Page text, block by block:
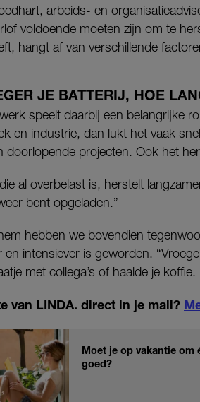
arbeids- en
voldoende moeten zijn om te
hangt af van verschillende
JE BATTERIJ, HOE
speelt daarbij een belangrijke
en industrie, dan lukt het vaak
doorlopende projecten. Ook het
al overbelast is, herstelt
bent opgeladen.”
hebben we bovendien
en intensiever is geworden.
met collega’s of haalde je
van LINDA. direct in je mail?
Moet je op vakantie
goed?